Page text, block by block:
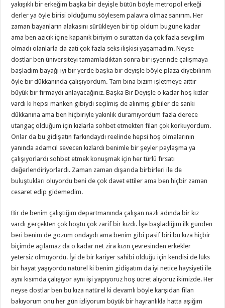
yakışıklı bir erkeğim başka bir deyişle bütün böyle metropol erkeği
derler ya öyle birisi olduğumu söylesem palavra olmaz sanırım. Her
zaman bayanların alakasını sürükleyen bir tip oldum bugüne kadar
ama ben azıcık içine kapanık biriyim o surattan da çok fazla sevgilim
olmadı olanlarla da zati çok fazla seks ilişkisi yaşamadım. Neyse
dostlar ben üniversiteyi tamamladıktan sonra bir işyerinde çalışmaya
başladım bayağı iyi bir yerde başka bir deyişle böyle plaza diyebilirim
öyle bir dükkanında çalışıyordum. Tam bina bizim işletmeye aittir
büyük bir firmaydı anlayacağınız. Başka Bir Deyişle o kadar hoş kızlar
vardı ki hepsi manken gibiydi seçilmiş de alınmış gibiler de sanki
dükkanına ama ben hiçbiriyle yakınlık duramıyordum fazla derece
utangaç olduğum için kızlarla sohbet etmekten filan çok korkuyordum.
Onlar da bu gidişatın farkındaydı reelinde hepsi hoş olmalarının
yanında adamcıl sevecen kızlardı benimle bir şeyler paylaşma ya
çalışıyorlardı sohbet etmek konuşmak için her türlü fırsatı
değerlendiriyorlardı. Zaman zaman dışarıda birbirleri ile de
buluştukları oluyordu beni de çok davet ettiler ama ben hiçbir zaman
cesaret edip gidemedim.
Bir de benim çalıştığım departmanında çalışan nazlı adında bir kız
vardı gerçekten çok hoştu çok zarif bir kızdı. İşe başladığım ilk günden
beri benim de gözüm ondaydı ama benim gibi pasif biri bu kıza hiçbir
biçimde açılamaz da o kadar net zira kızın çevresinden erkekler
yetersiz olmuyordu. İyi de bir kariyer sahibi olduğu için kendisi de lüks
bir hayat yaşıyordu natürel ki benim gidişatım da iyi netice haysiyeti ile
aynı kısımda çalışıyor aynı işi yapıyoruz hoş ücret alıyoruz ikimizde. Her
neyse dostlar ben bu kıza natürel ki devamlı böyle karşıdan filan
bakıyorum onu her gün izliyorum büyük bir hayranlıkla hatta aşığım